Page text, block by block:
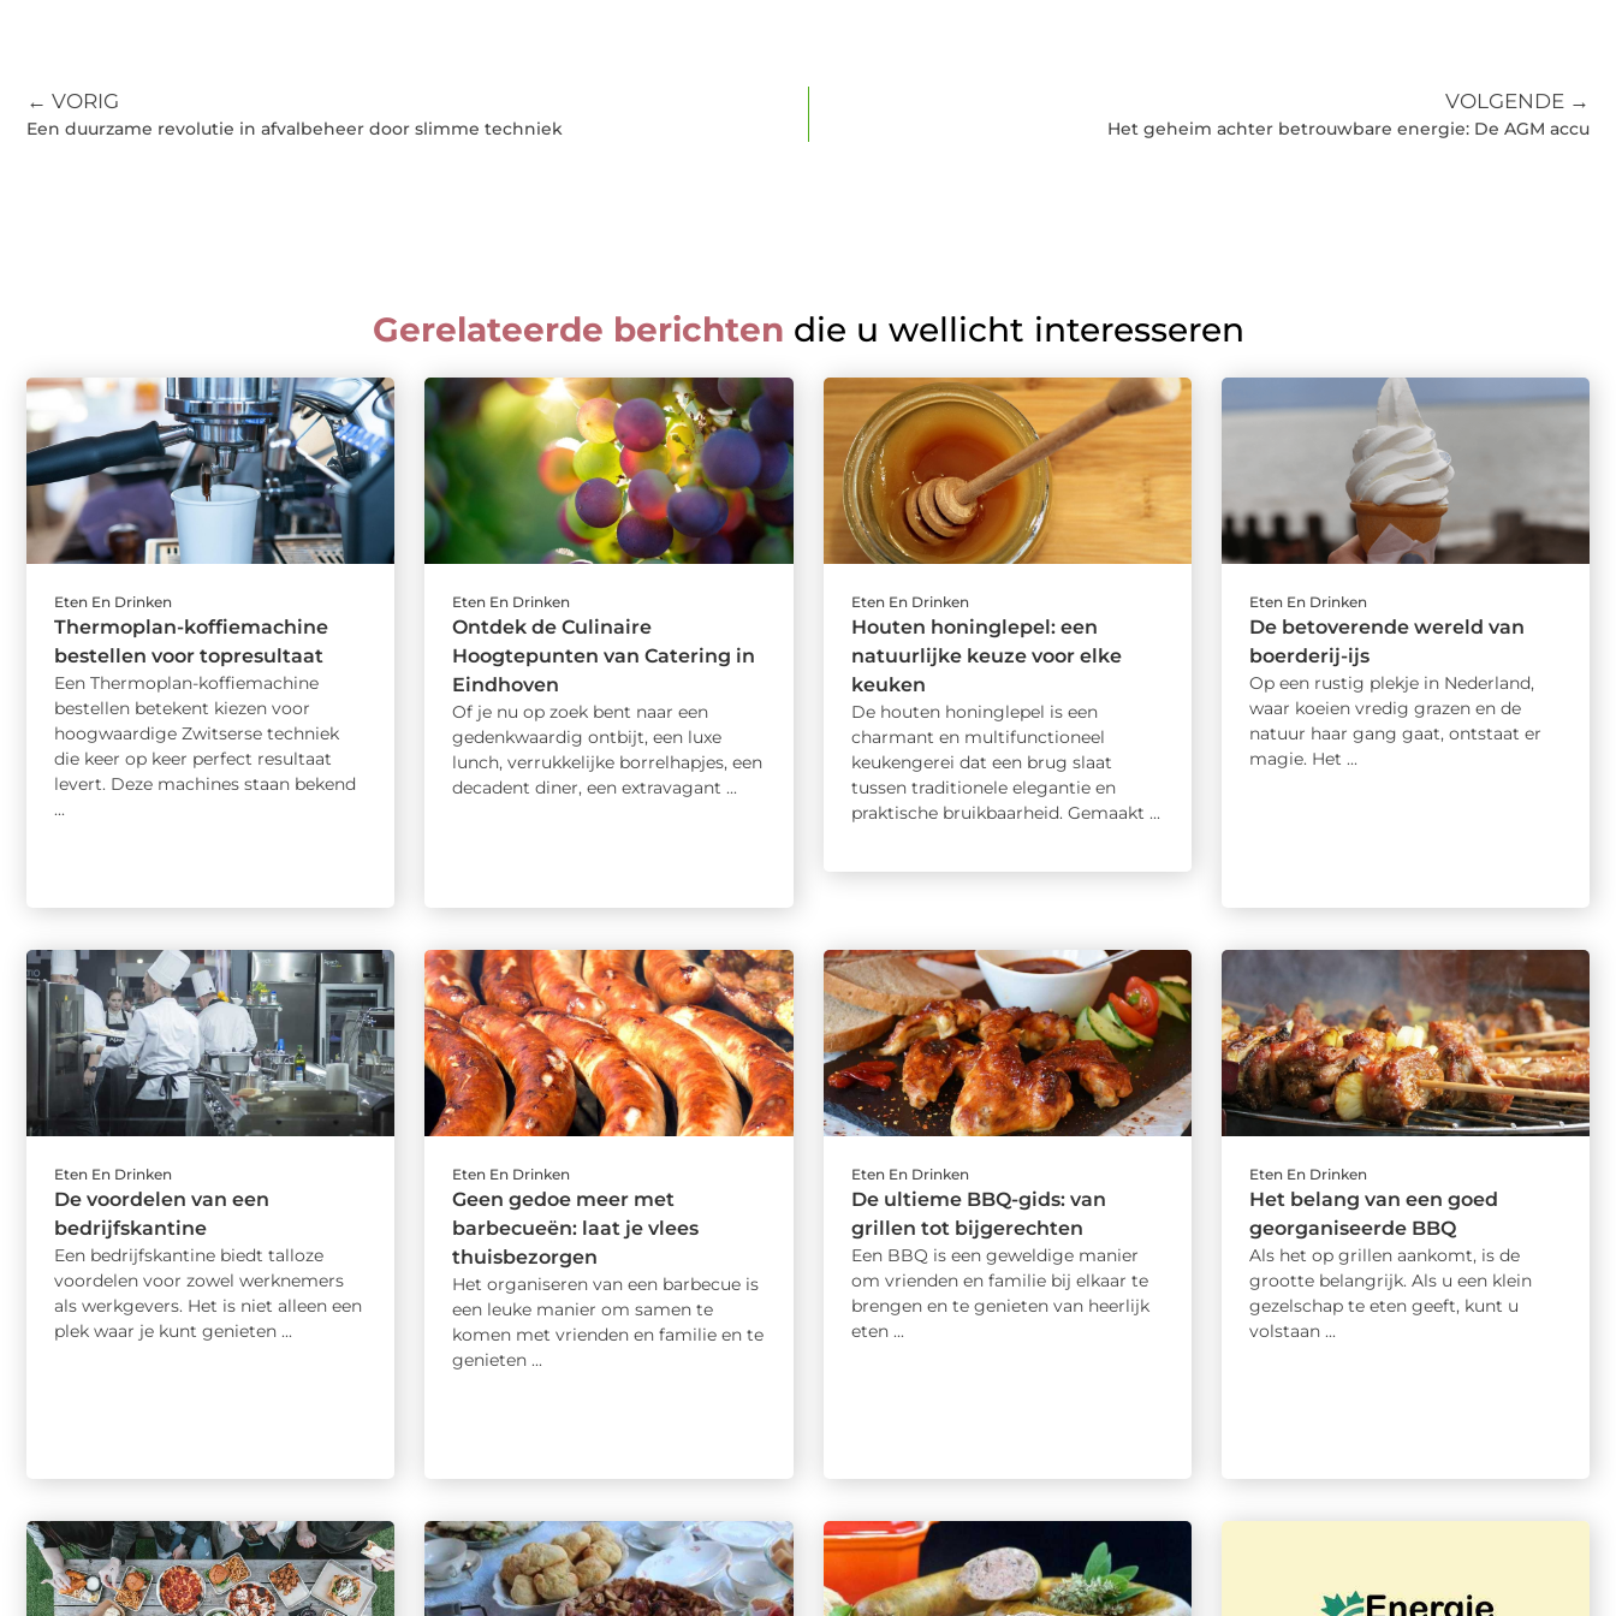
← VORIG
Een duurzame revolutie in afvalbeheer door slimme techniek
VOLGENDE →
Het geheim achter betrouwbare energie: De AGM accu
Gerelateerde berichten die u wellicht interesseren
Eten En Drinken
Thermoplan-koffiemachine
bestellen voor topresultaat
Een Thermoplan-koffiemachine
bestellen betekent kiezen voor
hoogwaardige Zwitserse techniek
die keer op keer perfect resultaat
levert. Deze machines staan bekend
...
Eten En Drinken
Ontdek de Culinaire
Hoogtepunten van Catering in
Eindhoven
Of je nu op zoek bent naar een
gedenkwaardig ontbijt, een luxe
lunch, verrukkelijke borrelhapjes, een
decadent diner, een extravagant ...
Eten En Drinken
Houten honinglepel: een
natuurlijke keuze voor elke
keuken
De houten honinglepel is een
charmant en multifunctioneel
keukengerei dat een brug slaat
tussen traditionele elegantie en
praktische bruikbaarheid. Gemaakt ...
Eten En Drinken
De betoverende wereld van
boerderij-ijs
Op een rustig plekje in Nederland,
waar koeien vredig grazen en de
natuur haar gang gaat, ontstaat er
magie. Het ...
Eten En Drinken
De voordelen van een
bedrijfskantine
Een bedrijfskantine biedt talloze
voordelen voor zowel werknemers
als werkgevers. Het is niet alleen een
plek waar je kunt genieten ...
Eten En Drinken
Geen gedoe meer met
barbecueën: laat je vlees
thuisbezorgen
Het organiseren van een barbecue is
een leuke manier om samen te
komen met vrienden en familie en te
genieten ...
Eten En Drinken
De ultieme BBQ-gids: van
grillen tot bijgerechten
Een BBQ is een geweldige manier
om vrienden en familie bij elkaar te
brengen en te genieten van heerlijk
eten ...
Eten En Drinken
Het belang van een goed
georganiseerde BBQ
Als het op grillen aankomt, is de
grootte belangrijk. Als u een klein
gezelschap te eten geeft, kunt u
volstaan ...